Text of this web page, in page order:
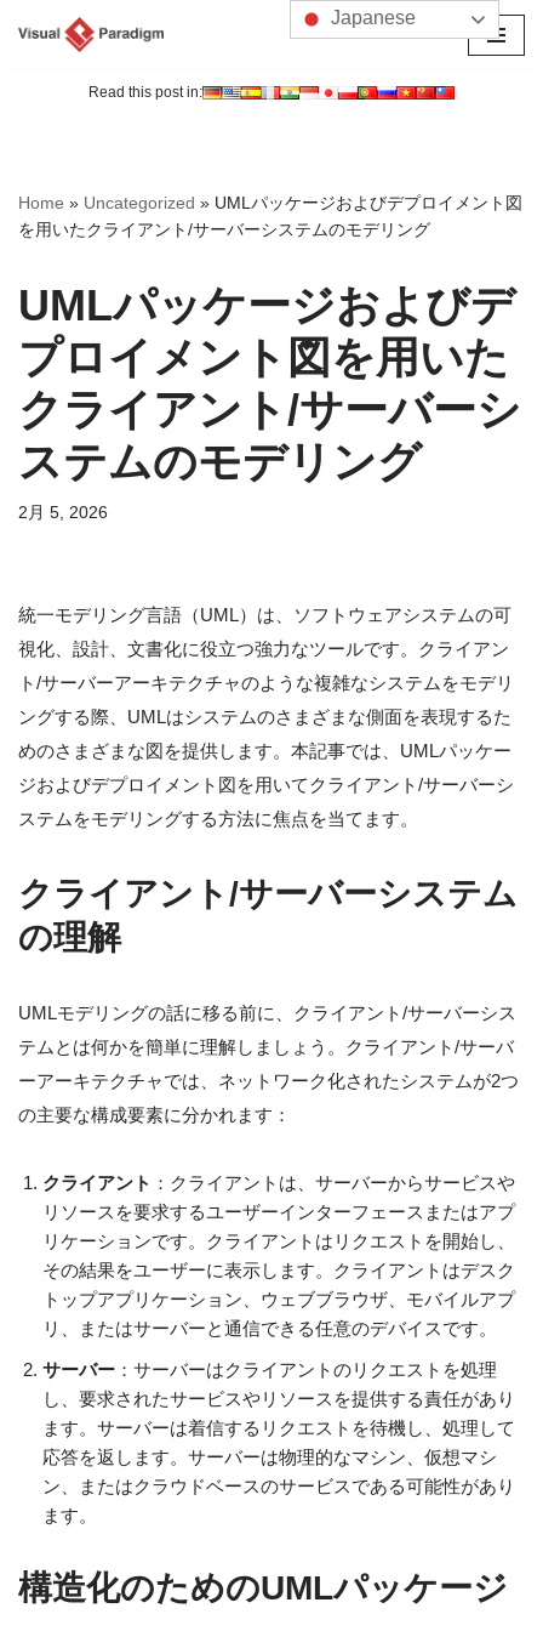
へ
ス
プ
Read this post in:
Home » Uncategorized » UMLパッケージおよびデプロイメント図
を用いたクライアント/サーバーシステムのモデリング
UMLパッケージおよびデ
プロイメント図を用いた
クライアント/サーバーシ
ステムのモデリング
2月 5, 2026
統一モデリング言語（UML）は、ソフトウェアシステムの可
視化、設計、文書化に役立つ強力なツールです。クライアン
ト/サーバーアーキテクチャのような複雑なシステムをモデリ
ングする際、UMLはシステムのさまざまな側面を表現するた
めのさまざまな図を提供します。本記事では、UMLパッケー
ジおよびデプロイメント図を用いてクライアント/サーバーシ
ステムをモデリングする方法に焦点を当てます。
クライアント/サーバーシステム
の理解
UMLモデリングの話に移る前に、クライアント/サーバーシス
テムとは何かを簡単に理解しましょう。クライアント/サーバ
ーアーキテクチャでは、ネットワーク化されたシステムが2つ
の主要な構成要素に分かれます：
クライアント ：クライアントは、サーバーからサービスや
リソースを要求するユーザーインターフェースまたはアプ
リケーションです。クライアントはリクエストを開始し、
その結果をユーザーに表示します。クライアントはデスク
トップアプリケーション、ウェブブラウザ、モバイルアプ
リ、またはサーバーと通信できる任意のデバイスです。
サーバー ：サーバーはクライアントのリクエストを処理
し、要求されたサービスやリソースを提供する責任があり
ます。サーバーは着信するリクエストを待機し、処理して
応答を返します。サーバーは物理的なマシン、仮想マシ
ン、またはクラウドベースのサービスである可能性があり
ます。
構造化のためのUMLパッケージ
Japanese